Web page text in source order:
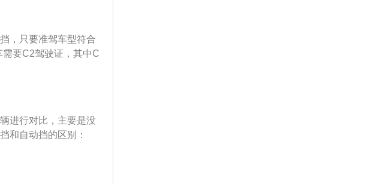
汽车和小型自动挡
总质量不超过4.5
有一个条件不能满足
能开。2、C2规定的
到考C2牌的好多都是
低速载货汽车也比较
最高设计车速小于等
6米，宽度小于等于2
，只要准驾车型符合
要C2驾驶证，其中C
型、微型专项作业
，无其他准驾车型。
证开自动挡的车辆，
挡的车辆。也就是
驾驶人员是不可以开
动挡的车辆，自动挡
进行对比，主要是没
和自动挡的区别：
汽车在驾驶的时候
车需要踩下离合和